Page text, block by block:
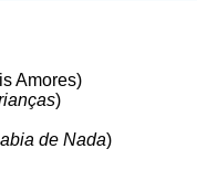
Amores)
)
de Nada)